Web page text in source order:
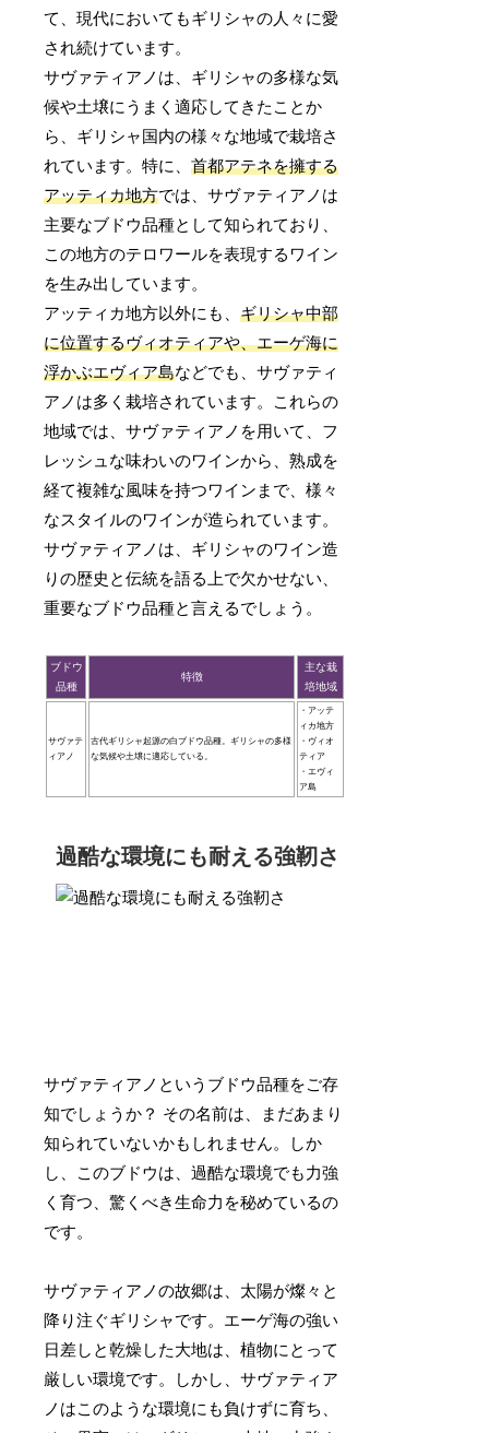
て、現代においてもギリシャの人々に愛
され続けています。
サヴァティアノは、ギリシャの多様な気
候や土壌にうまく適応してきたことか
ら、ギリシャ国内の様々な地域で栽培さ
れています。特に、首都アテネを擁する
アッティカ地方では、サヴァティアノは
主要なブドウ品種として知られており、
この地方のテロワールを表現するワイン
を生み出しています。
アッティカ地方以外にも、ギリシャ中部
に位置するヴィオティアや、エーゲ海に
浮かぶエヴィア島などでも、サヴァティ
アノは多く栽培されています。これらの
地域では、サヴァティアノを用いて、フ
レッシュな味わいのワインから、熟成を
経て複雑な風味を持つワインまで、様々
なスタイルのワインが造られています。
サヴァティアノは、ギリシャのワイン造
りの歴史と伝統を語る上で欠かせない、
重要なブドウ品種と言えるでしょう。
ブドウ
品種
特徴
主な栽
培地域
サヴァテ
ィアノ
古代ギリシャ起源の白ブドウ品種。ギリシャの多様
な気候や土壌に適応している。
・アッテ
ィカ地方
・ヴィオ
ティア
・エヴィ
ア島
過酷な環境にも耐える強靭さ
サヴァティアノというブドウ品種をご存
知でしょうか？ その名前は、まだあまり
知られていないかもしれません。しか
し、このブドウは、過酷な環境でも力強
く育つ、驚くべき生命力を秘めているの
です。
サヴァティアノの故郷は、太陽が燦々と
降り注ぐギリシャです。エーゲ海の強い
日差しと乾燥した大地は、植物にとって
厳しい環境です。しかし、サヴァティア
ノはこのような環境にも負けずに育ち、